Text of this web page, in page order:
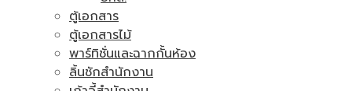
ตู้เอกสาร
ตู้เอกสารไม้
พาร์ทิชั่นและฉากกั้นห้อง
ลิ้นชักสำนักงาน